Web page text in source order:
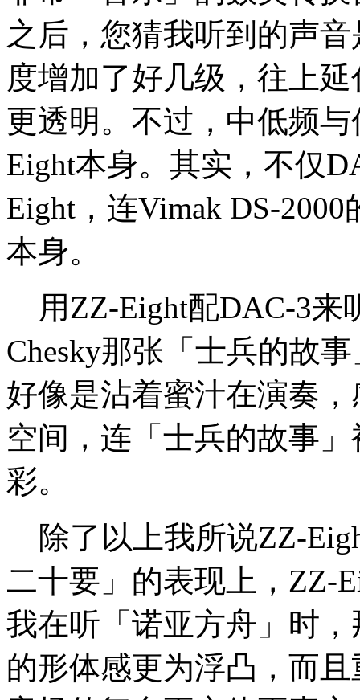
之后，您猜我听到的声
度增加了好几级，往上
更透明。不过，中低频
Eight本身。其实，不仅
Eight，连Vimak DS-
本身。
用ZZ-Eight配DAC-3来
Chesky那张「士兵的故
好像是沾着蜜汁在演奏
空间，连「士兵的故事
彩。
除了以上我所说ZZ-
二十要」的表现上，ZZ-
我在听「诺亚方舟」时
的形体感更为浮凸，而